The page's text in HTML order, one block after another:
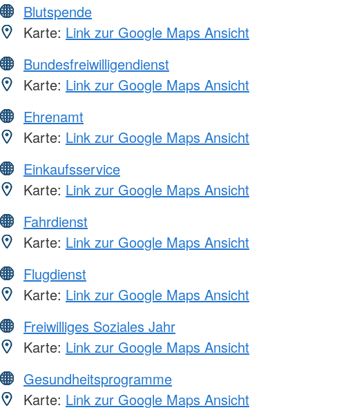
Blutspende
Karte: Link zur Google Maps Ansicht
Bundesfreiwilligendienst
Karte: Link zur Google Maps Ansicht
Ehrenamt
Karte: Link zur Google Maps Ansicht
Einkaufsservice
Karte: Link zur Google Maps Ansicht
Fahrdienst
Karte: Link zur Google Maps Ansicht
Flugdienst
Karte: Link zur Google Maps Ansicht
Freiwilliges Soziales Jahr
Karte: Link zur Google Maps Ansicht
Gesundheitsprogramme
Karte: Link zur Google Maps Ansicht